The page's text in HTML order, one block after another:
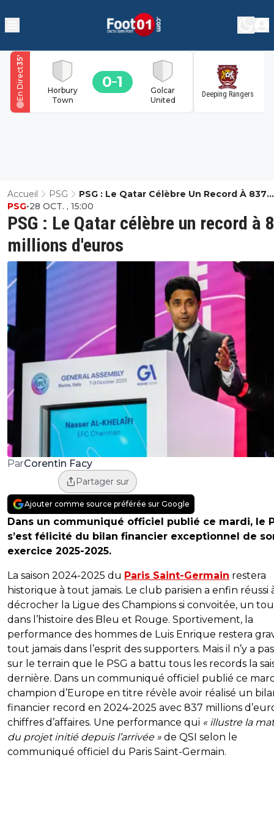
Horbury
Town
0 1
Golcar
United
35
'
En Direct Deeping Rangers
Accueil PSG
PSG : Le Qatar Célèbre Un Record À 837
Millions D'euros
PSG : Le Qatar célèbre un record à
millions d'euros
PSG•28 OCT. , 15:00
ParCorentin Facy
Partager sur
Ajouter comme source préférée sur Google
Dans un communiqué officiel publié ce mardi, le
s’est félicité du bilan financier exceptionnel de
exercice 2025-2025.
La saison 2024-2025 du Paris Saint-Germain restera
historique à tout jamais. Le club parisien a enfin réussi
décrocher la Ligue des Champions si convoitée, un
dans l’histoire des Bleu et Rouge. Sportivement, la
performance des hommes de Luis Enrique restera
tout jamais dans l’esprit des supporters. Mais il n’y a
sur le terrain que le PSG a battu tous les records la
dernière. Dans un communiqué officiel publié ce
champion d’Europe en titre révèle avoir réalisé un
financier record en 2024-2025 avec 837 millions
chiffres d’affaires. Une performance qui « illustre la
du projet initié depuis l’arrivée » de QSI selon le
communiqué officiel du Paris Saint-Germain.